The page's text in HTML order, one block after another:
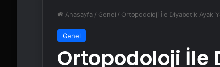
Anasayfa / Genel / Ortopodoloji İle Diyabetik Ayak
Genel
Ortopodoloji İle